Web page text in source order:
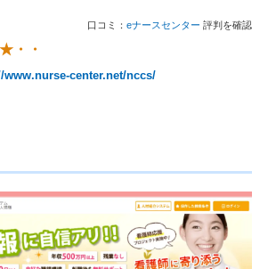
口コミ： eナースセンター 評判を確認
・
www.nurse-center.net/nccs/